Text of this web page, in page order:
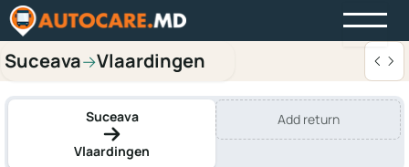
Suceava→Vlaardingen
Suceava
Vlaardingen
Add return